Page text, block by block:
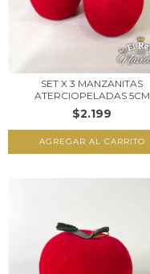
SET X 3 MANZANITAS
ATERCIOPELADAS 5CM
$2.199